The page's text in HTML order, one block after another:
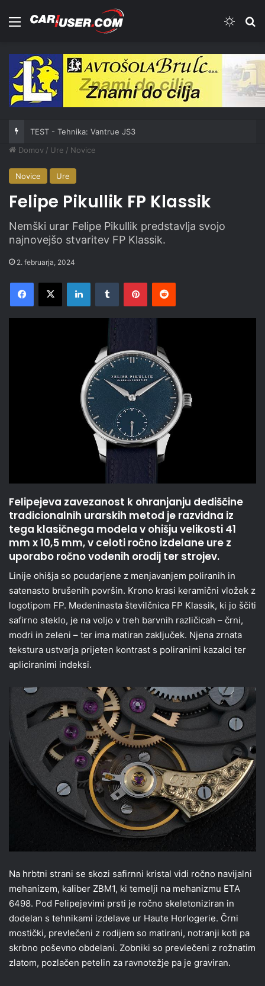
Meni
TEST - Tehnika: Vantrue JS3
Domov / Ure / Novice
Novice Ure
Felipe Pikullik FP Klassik
Nemški urar Felipe Pikullik predstavlja svojo
najnovejšo stvaritev FP Klassik.
2. februarja, 2024
Facebook
X LinkedInTumblr PinterestReddit
Felipejeva zavezanost k ohranjanju dediščine
tradicionalnih urarskih metod je razvidna iz
tega klasičnega modela v ohišju velikosti 41
mm x 10,5 mm, v celoti ročno izdelane ure z
uporabo ročno vodenih orodij ter strojev.
Linije ohišja so poudarjene z menjavanjem poliranih in
satenasto brušenih površin. Krono krasi keramični vložek z
logotipom FP. Medeninasta številčnica FP Klassik, ki jo ščiti
safirno steklo, je na voljo v treh barvnih različicah – črni,
modri in zeleni – ter ima matiran zaključek. Njena zrnata
tekstura ustvarja prijeten kontrast s poliranimi kazalci ter
apliciranimi indeksi.
Na hrbtni strani se skozi safirnni kristal vidi ročno navijalni
mehanizem, kaliber ZBM1, ki temelji na mehanizmu ETA
6498. Pod Felipejevimi prsti je ročno skeletoniziran in
dodelan s tehnikami izdelave ur Haute Horlogerie. Črni
mostički, prevlečeni z rodijem so matirani, notranji koti pa
skrbno poševno obdelani. Zobniki so prevlečeni z rožnatim
zlatom, pozlačen petelin za ravnotežje pa je graviran.